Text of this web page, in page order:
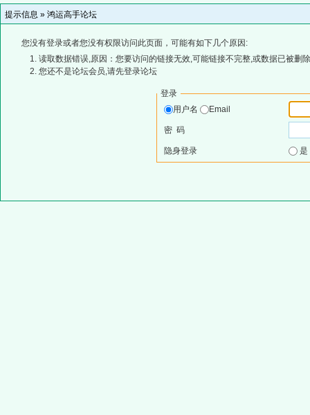
提示信息 » 鸿运高手论坛
您没有登录或者您没有权限访问此页面，可能有如下几个原因:
读取数据错误,原因：您要访问的链接无效,可能链接不完整,或数据已被删
您还不是论坛会员,请先登录论坛
登录
用户名
Email
密 码
隐身登录